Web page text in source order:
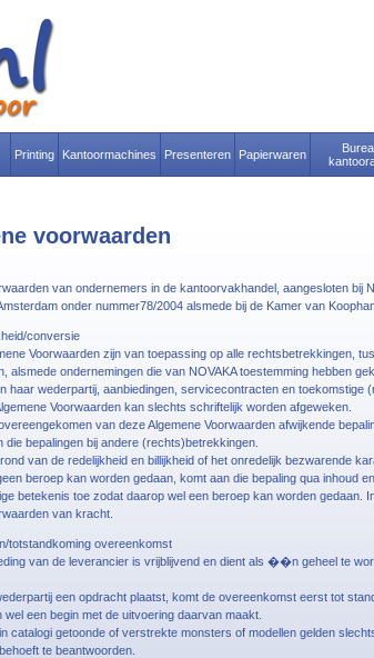
Printing Kantoormachines Presenteren Papierwaren
voorwaarden
van ondernemers in de kantoorvakhandel, aangesloten bij
onder nummer78/2004 alsmede bij de Kamer van
conversie
Voorwaarden zijn van toepassing op alle rechtsbetrekkingen,
alsmede ondernemingen die van NOVAKA toestemming hebben
haar wederpartij, aanbiedingen, servicecontracten en toekomstige
Voorwaarden kan slechts schriftelijk worden afgeweken.
van deze Algemene Voorwaarden afwijkende
die bepalingen bij andere (rechts)betrekkingen.
van de redelijkheid en billijkheid of het onredelijk bezwarende
beroep kan worden gedaan, komt aan die bepaling qua inhoud
betekenis toe zodat daarop wel een beroep kan worden gedaan.
van kracht.
totstandkoming overeenkomst
van de leverancier is vrijblijvend en dient als ��n geheel te
een opdracht plaatst, komt de overeenkomst eerst tot
wel een begin met de uitvoering daarvan maakt.
catalogi getoonde of verstrekte monsters of modellen gelden
te beantwoorden.